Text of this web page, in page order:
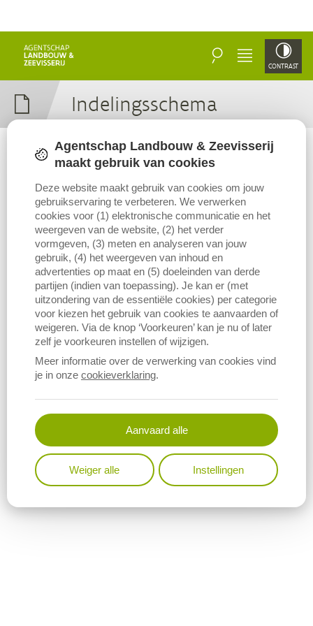
ZOEKEN MENU CONTRAST
In­de­lings­sche­ma
Runderen die ten minste 8 maanden oud zijn moeten ingedeeld
Het schema van de indeling van geslachte runderen is vastgesteld
door de Europese Unie. Dit schema wordt toegepast in alle
lidstaten van de Europese Unie.
De indeling van geslachte runderen wordt gemaakt door
classificeerders, werkzaam voor het slachthuis. De classificeerders
zijn erkend door het Agentschap Landbouw en Zeevisserij.
De indeling van de geslachte runderen wordt gemaakt naar 3
aspecten:
Categorie van het karkas
SEUROP bevleesdheidsklasse
Vetheidsklasse
Agentschap Landbouw & Zeevisserij
maakt gebruik van cookies
Deze website maakt gebruik van cookies om jouw
gebruikservaring te verbeteren. We verwerken
cookies voor (1) elektronische communicatie en het
weergeven van de website, (2) het verder
vormgeven, (3) meten en analyseren van jouw
gebruik, (4) het weergeven van inhoud en
advertenties op maat en (5) doeleinden van derde
partijen (indien van toepassing). Je kan er (met
uitzondering van de essentiële cookies) per categorie
voor kiezen het gebruik van cookies te aanvaarden of
weigeren. Via de knop ‘Voorkeuren’ kan je nu of later
zelf je voorkeuren instellen of wijzigen.
Meer informatie over de verwerking van cookies vind
je in onze cookieverklaring.
Aanvaard alle
Weiger alle Instellingen